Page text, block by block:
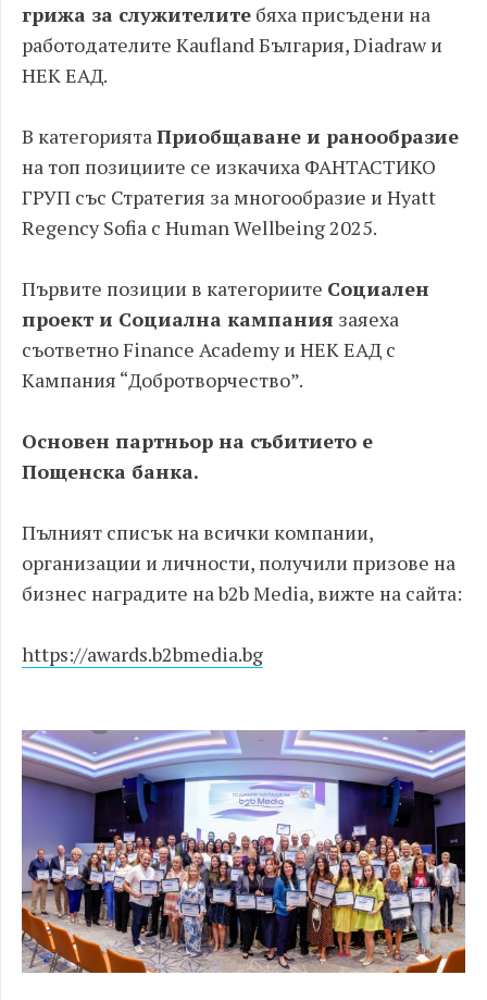
грижа за служителите бяха присъдени на
работодателите Kaufland България, Diadraw и
НЕК ЕАД.
В категориятаПриобщаване и ранообразие
на топ позициите се изкачиха ФАНТАСТИКО
ГРУП със Стратегия за многообразие и Hyatt
Regency Sofia с Human Wellbeing 2025.
Първите позиции в категориите Социален
проект и Социална кампания заяеха
съответно Finance Academy и НЕК ЕАД с
Кампания “Добротворчество”.
Основен партньор на събитието е
Пощенска банка.
Пълният списък на всички компании,
организации и личности, получили призове на
бизнес наградите на b2b Media, вижте на сайта:
https://awards.b2bmedia.bg